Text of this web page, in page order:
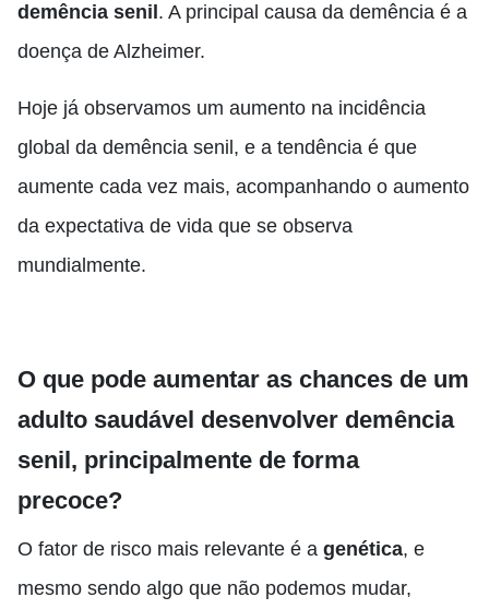
demência senil . A principal causa da demência é a
doença de Alzheimer.
Hoje já observamos um aumento na incidência
global da demência senil, e a tendência é que
aumente cada vez mais, acompanhando o aumento
da expectativa de vida que se observa
mundialmente.
O que pode aumentar as chances de um
adulto saudável desenvolver demência
senil, principalmente de forma
precoce?
O fator de risco mais relevante é a genética, e
mesmo sendo algo que não podemos mudar,